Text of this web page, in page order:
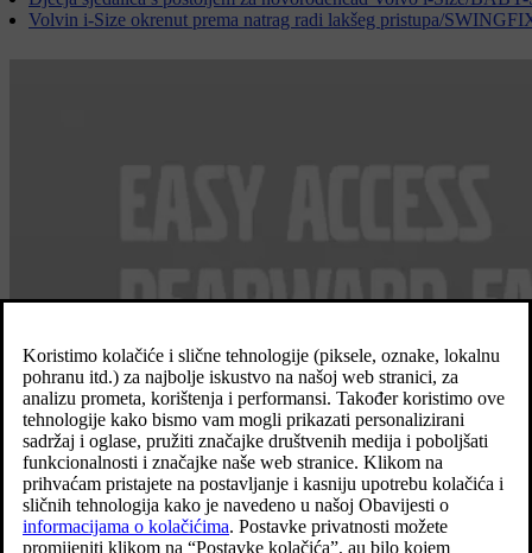
Volvin i-Size okrenut prema natrag radi lakšeg pristupa/